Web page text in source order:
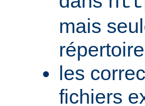
mais
les
fichiers